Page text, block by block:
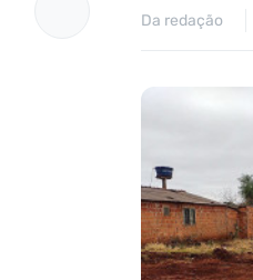
Da redação